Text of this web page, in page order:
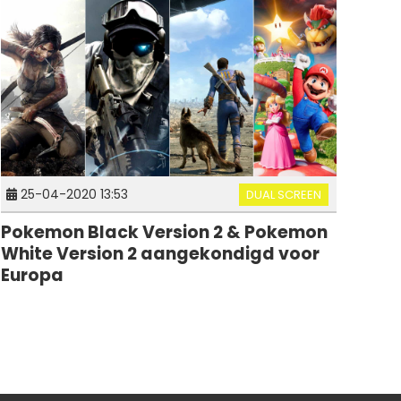
25-04-2020 13:53 DUAL SCREEN
Pokemon Black Version 2 & Pokemon
White Version 2 aangekondigd voor
Europa